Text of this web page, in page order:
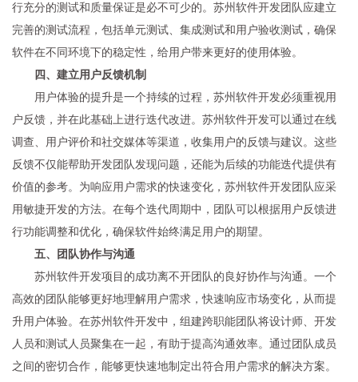
行充分的测试和质量保证是必不可少的。苏州软件开发团队应建立
完善的测试流程，包括单元测试、集成测试和用户验收测试，确保
软件在不同环境下的稳定性，给用户带来更好的使用体验。
四、建立用户反馈机制
用户体验的提升是一个持续的过程，苏州软件开发必须重视用
户反馈，并在此基础上进行迭代改进。苏州软件开发可以通过在线
调查、用户评价和社交媒体等渠道，收集用户的反馈与建议。这些
反馈不仅能帮助开发团队发现问题，还能为后续的功能迭代提供有
价值的参考。为响应用户需求的快速变化，苏州软件开发团队应采
用敏捷开发的方法。在每个迭代周期中，团队可以根据用户反馈进
行功能调整和优化，确保软件始终满足用户的期望。
五、团队协作与沟通
苏州软件开发项目的成功离不开团队的良好协作与沟通。一个
高效的团队能够更好地理解用户需求，快速响应市场变化，从而提
升用户体验。在苏州软件开发中，组建跨职能团队将设计师、开发
人员和测试人员聚集在一起，有助于提高沟通效率。通过团队成员
之间的密切合作，能够更快速地制定出符合用户需求的解决方案。